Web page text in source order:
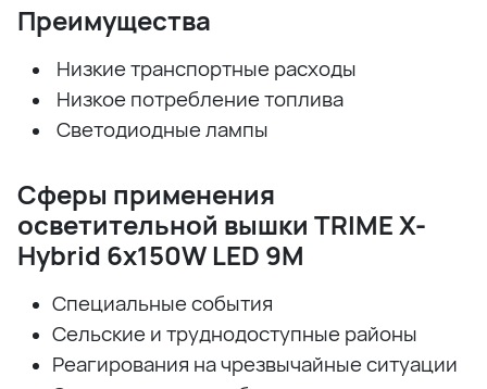
Преимущества
Низкие транспортные расходы
Низкое потребление топлива
Светодиодные лампы
Сферы применения
осветительной вышки TRIME X-
Hybrid 6x150W LED 9M
Специальные события
Сельские и труднодоступные районы
Реагирования на чрезвычайные ситуации